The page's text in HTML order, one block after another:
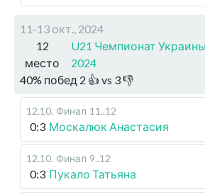
11-13 окт., 2024
12
место
U21 Чемпионат
2024
40% побед 2 👍 vs 3👎
12.10. Финал 11..12
0:3 Москалюк Анастасия
12.10. Финал 9..12
0:3 Пукало Татьяна